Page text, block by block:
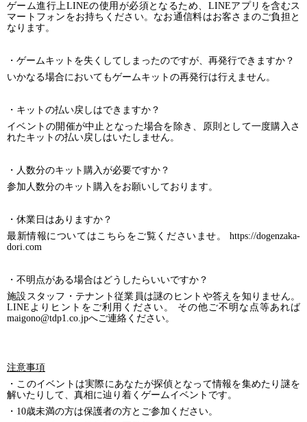
ゲーム進行上LINEの使用が必須となるため、LINEアプリを含むス
マートフォンをお持ちください。なお通信料はお客さまのご負担と
なります。
・ゲームキットを失くしてしまったのですが、再発行できますか？
いかなる場合においてもゲームキットの再発行は行えません。
・キットの払い戻しはできますか？
イベントの開催が中止となった場合を除き、原則として一度購入さ
れたキットの払い戻しはいたしません。
・人数分のキット購入が必要ですか？
参加人数分のキット購入をお願いしております。
・休業日はありますか？
最新情報についてはこちらをご覧くださいませ。 https://dogenzaka-
dori.com
・不明点がある場合はどうしたらいいですか？
施設スタッフ・テナント従業員は謎のヒントや答えを知りません。
LINEよりヒントをご利用ください。 その他ご不明な点等あれば
maigono@tdp1.co.jpへご連絡ください。
注意事項
・このイベントは実際にあなたが探偵となって情報を集めたり謎を
解いたりして、真相に辿り着くゲームイベントです。
・ 10歳未満の方は保護者の方とご参加ください。